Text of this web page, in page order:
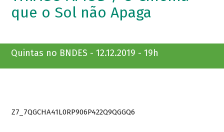
que o Sol não Apaga
Quintas no BNDES - 12.12.2019 - 19h
Z7_7QGCHA41L0RP906P422Q9QGGQ6